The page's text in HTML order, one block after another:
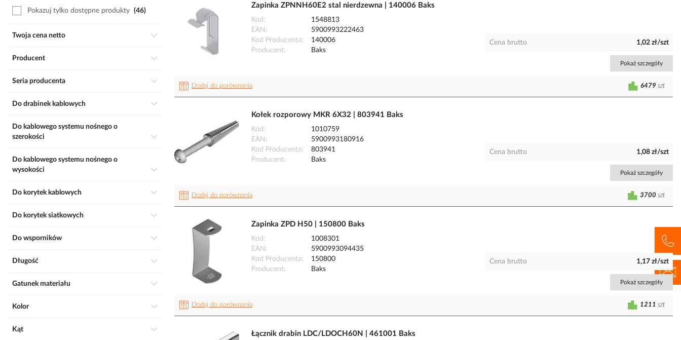
Zapinka ZPNNH60E2 stal nierdzewna | 140006 Baks
Kod
1548813
EAN
5900993222463
Kod Producenta
140006
Producent
Baks
Cena brutto 1,02 zł/szt
Pokaż szczegóły
Dodaj do porównania 6479 szt
Kołek rozporowy MKR 6X32 | 803941 Baks
Kod
1010759
EAN
5900993180916
Kod Producenta
803941
Producent
Baks
Cena brutto 1,08 zł/szt
Pokaż szczegóły
Dodaj do porównania 3700 szt
Zapinka ZPD H50 | 150800 Baks
Kod
1008301
EAN
5900993094435
Kod Producenta
150800
Producent
Baks
Cena brutto 1,17 zł/szt
Pokaż szczegóły
Dodaj do porównania 1211 szt
Łącznik drabin LDC/LDOCH60N | 461001 Baks
Pokazuj tylko dostępne produkty 46
Twoja cena netto
Producent
Seria producenta
Do drabinek kablowych
Do kablowego systemu nośnego o
szerokości
Do kablowego systemu nośnego o
wysokości
Do korytek kablowych
Do korytek siatkowych
Do wsporników
Długość
Gatunek materiału
Kolor
Kąt